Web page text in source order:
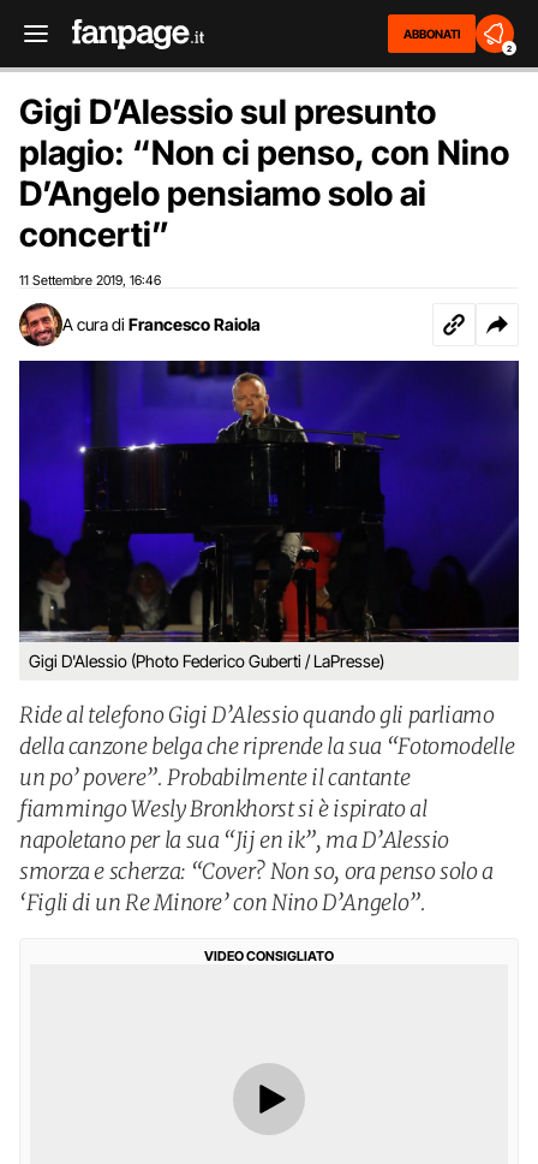
ABBONATI
2
Gigi D’Alessio sul presunto
plagio: “Non ci penso, con Nino
D’Angelo pensiamo solo ai
concerti”
11 Settembre 2019 16:46
A cura di Francesco Raiola
Gigi D'Alessio (Photo Federico Guberti / LaPresse)
Ride al telefono Gigi D’Alessio quando gli parliamo
della canzone belga che riprende la sua “Fotomodelle
un po’ povere”. Probabilmente il cantante
fiammingo Wesly Bronkhorst si è ispirato al
napoletano per la sua “Jij en ik”, ma D’Alessio
smorza e scherza: “Cover? Non so, ora penso solo a
‘Figli di un Re Minore’ con Nino D’Angelo”.
VIDEO CONSIGLIATO